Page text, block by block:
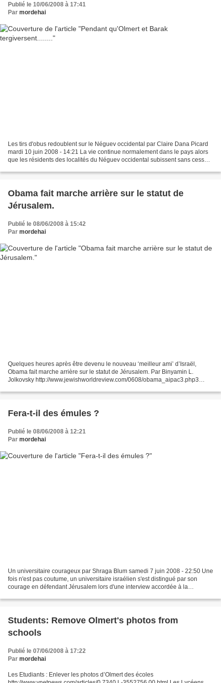
Publié le 10/06/2008 à 17:41
Par mordehai
Les tirs d'obus redoublent sur le Néguev occidental par Claire Dana Picard
mardi 10 juin 2008 - 14:21 La vie continue normalement dans le pays alors
que les résidents des localités du Néguev occidental subissent sans cesse
Obama fait marche arrière sur le statut de
Jérusalem.
Publié le 08/06/2008 à 15:42
Par mordehai
Quelques heures après être devenu le nouveau ‘meilleur ami’ d’Israël,
Obama fait marche arrière sur le statut de Jérusalem. Par Binyamin L.
Jolkovsky http://www.jewishworldreview.com/0608/obama_aipac3.php3
Fera-t-il des émules ?
Publié le 08/06/2008 à 12:21
Par mordehai
Un universitaire courageux par Shraga Blum samedi 7 juin 2008 - 22:50 Une
fois n'est pas coutume, un universitaire israélien s'est distingué par son
courage en défendant Jérusalem lors d'une interview accordée à la
Students: Remove Olmert's photos from
schools
Publié le 07/06/2008 à 17:22
Par mordehai
Les Etudiants : Enlever les photos d’Olmert des écoles